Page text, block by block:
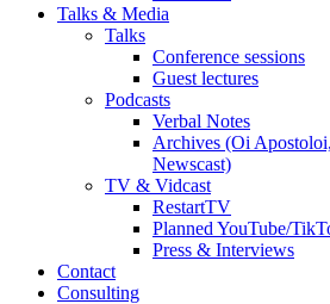
Talks & Media
Talks
Conference sessions
Guest lectures
Podcasts
Verbal Notes
Archives (Oi
Newscast)
TV & Vidcast
RestartTV
Planned YouTube/
Press & Interviews
Contact
Consulting